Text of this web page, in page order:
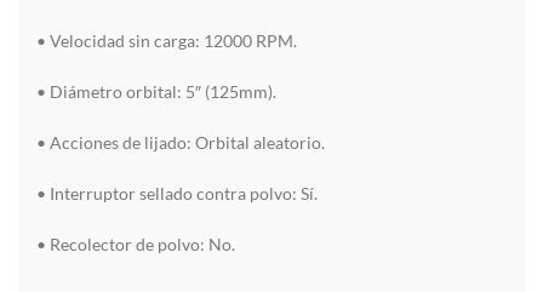
• Velocidad sin carga: 12000 RPM.
• Diámetro orbital: 5″ (125mm).
• Acciones de lijado: Orbital aleatorio.
• Interruptor sellado contra polvo: Sí.
• Recolector de polvo: No.